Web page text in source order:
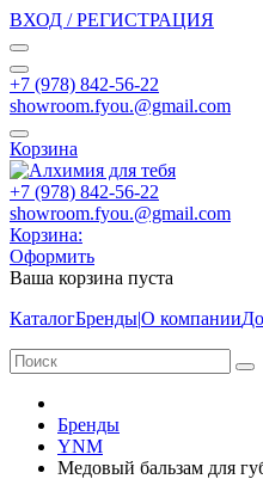
ВХОД / РЕГИСТРАЦИЯ
+7 (978) 842-56-22
showroom.fyou.@gmail.com
Корзина
+7 (978) 842-56-22
showroom.fyou.@gmail.com
Корзина:
Оформить
Ваша корзина пуста
КаталогБренды|О компании
Бренды
YNM
Медовый бальзам для